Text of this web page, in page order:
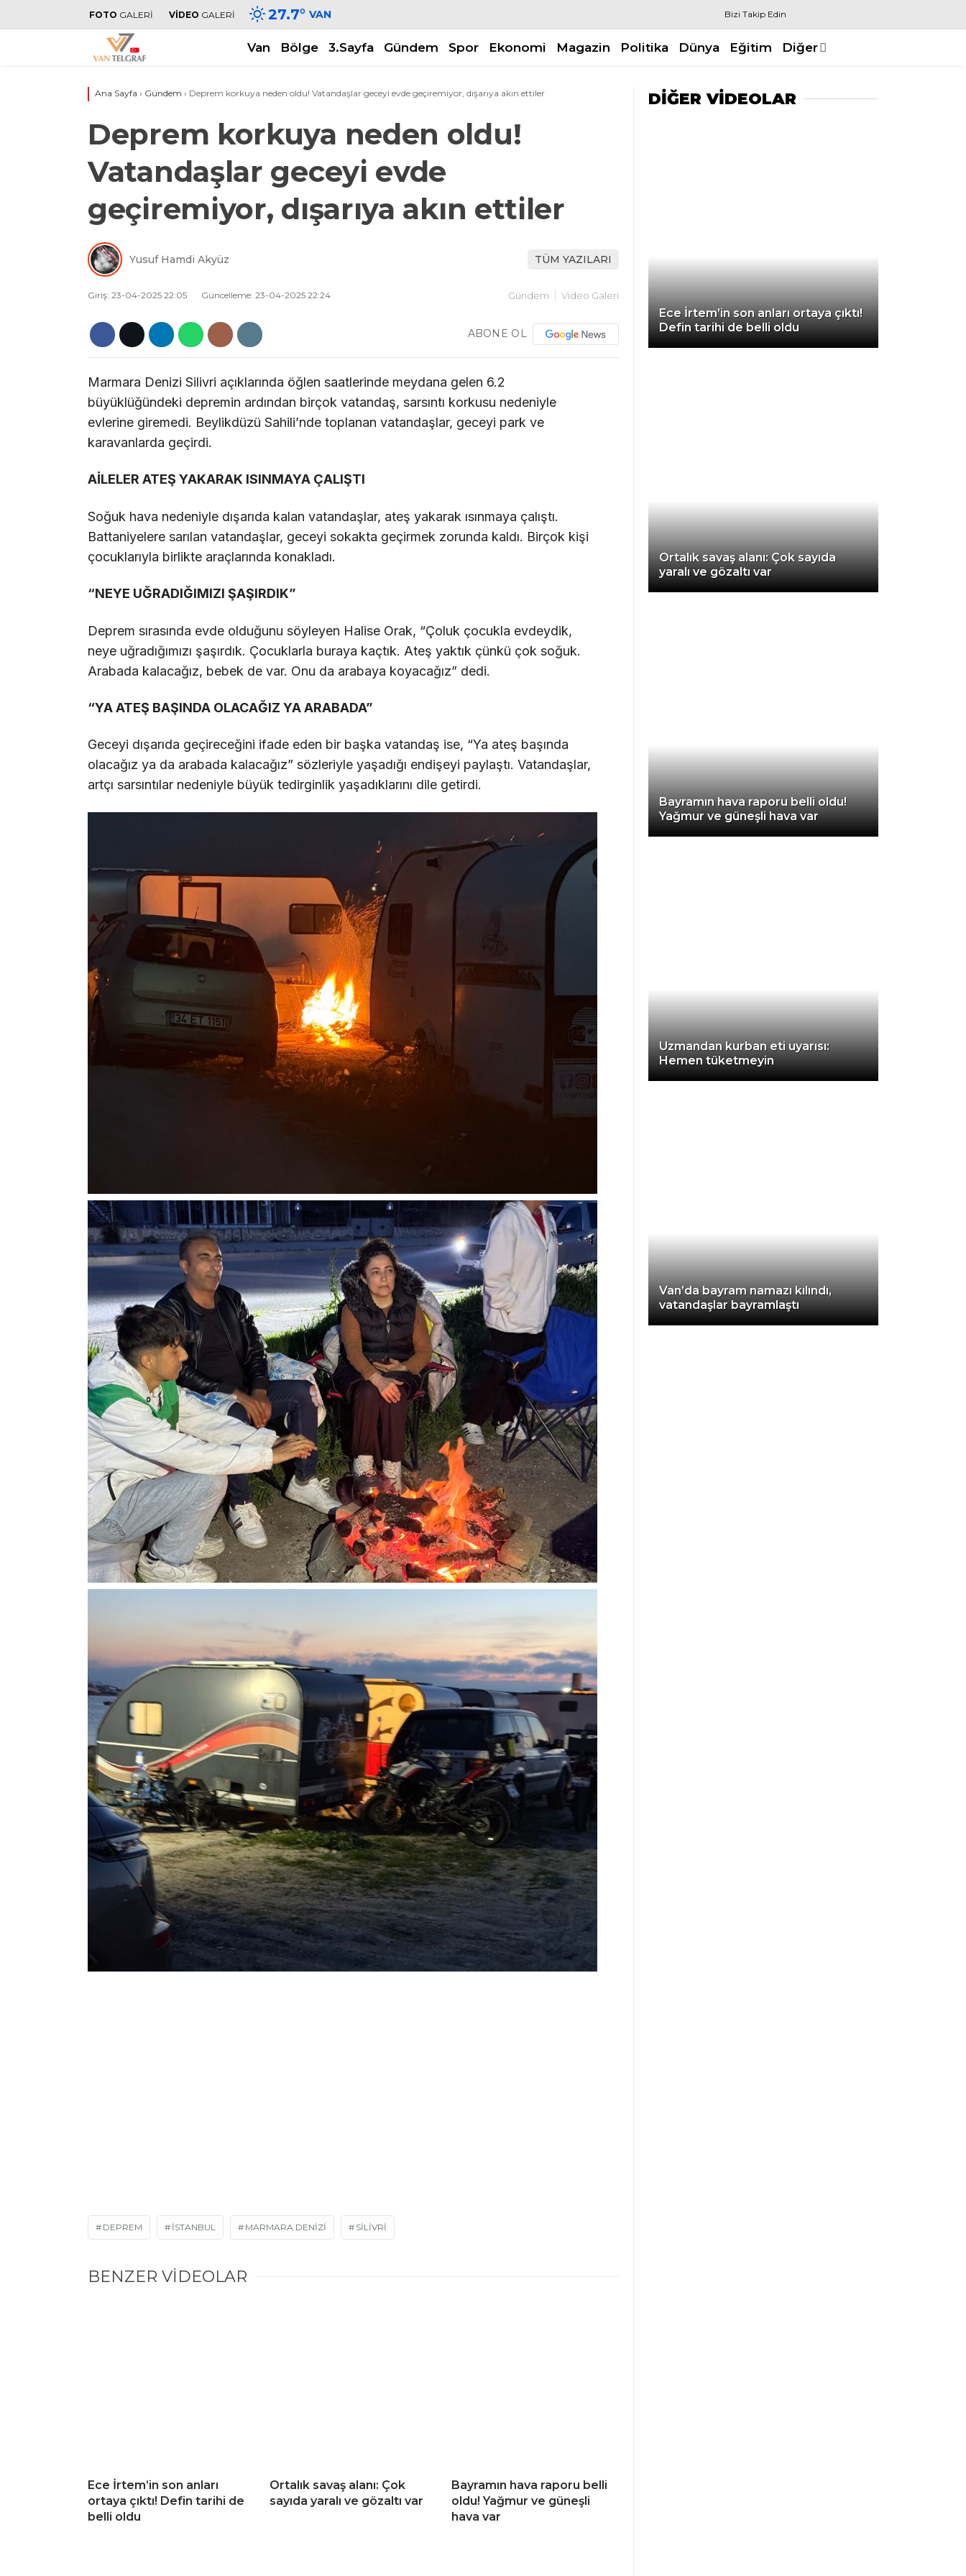
Magazin
Politika
Dünya
Instagram
Youtube
FOTO GALERİ VİDEO GALERİ 27.7° VAN Bizi Takip Edin
Van Bölge 3.Sayfa Gündem Spor Ekonomi Magazin Politika Dünya Eğitim Diğer
Ana Sayfa › Gündem › Deprem korkuya neden oldu! Vatandaşlar geceyi evde geçiremiyor, dışarıya akın ettiler
Deprem korkuya neden oldu!
Vatandaşlar geceyi evde
geçiremiyor, dışarıya akın ettiler
Yusuf Hamdi Akyüz TÜM YAZILARI
Giriş: 23-04-2025 22:05 Güncelleme: 23-04-2025 22:24 Gündem Video Galeri
ABONE OL
Marmara Denizi Silivri açıklarında öğlen saatlerinde meydana gelen 6.2
büyüklüğündeki depremin ardından birçok vatandaş, sarsıntı korkusu nedeniyle
evlerine giremedi. Beylikdüzü Sahili’nde toplanan vatandaşlar, geceyi park ve
karavanlarda geçirdi.
AİLELER ATEŞ YAKARAK ISINMAYA ÇALIŞTI
Soğuk hava nedeniyle dışarıda kalan vatandaşlar, ateş yakarak ısınmaya çalıştı.
Battaniyelere sarılan vatandaşlar, geceyi sokakta geçirmek zorunda kaldı. Birçok kişi
çocuklarıyla birlikte araçlarında konakladı.
“NEYE UĞRADIĞIMIZI ŞAŞIRDIK”
Deprem sırasında evde olduğunu söyleyen Halise Orak, “Çoluk çocukla evdeydik,
neye uğradığımızı şaşırdık. Çocuklarla buraya kaçtık. Ateş yaktık çünkü çok soğuk.
Arabada kalacağız, bebek de var. Onu da arabaya koyacağız” dedi.
“YA ATEŞ BAŞINDA OLACAĞIZ YA ARABADA”
Geceyi dışarıda geçireceğini ifade eden bir başka vatandaş ise, “Ya ateş başında
olacağız ya da arabada kalacağız” sözleriyle yaşadığı endişeyi paylaştı. Vatandaşlar,
artçı sarsıntılar nedeniyle büyük tedirginlik yaşadıklarını dile getirdi.
DEPREM ISTANBUL MARMARA DENIZI SILIVRI
BENZER VİDEOLAR
Ece İrtem’in son anları
ortaya çıktı! Defin tarihi de
belli oldu
Ortalık savaş alanı: Çok
sayıda yaralı ve gözaltı var
Bayramın hava raporu belli
oldu! Yağmur ve güneşli
hava var
DİĞER VİDEOLAR
Ece İrtem’in son anları ortaya çıktı!
Defin tarihi de belli oldu
Ortalık savaş alanı: Çok sayıda
yaralı ve gözaltı var
Bayramın hava raporu belli oldu!
Yağmur ve güneşli hava var
Uzmandan kurban eti uyarısı:
Hemen tüketmeyin
Van’da bayram namazı kılındı,
vatandaşlar bayramlaştı